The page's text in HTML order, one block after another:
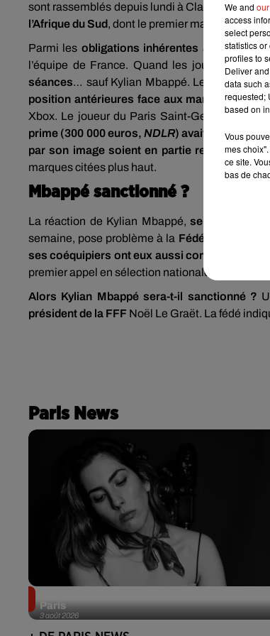
sont rassemblés depuis lundi à Clairefontaine
l’Afrique du Sud, dont le premier match se
Parmi les obligations inhérentes à ces
l’équipe de France. Quand les joueurs
séances… sauf Kylian Mbappé. Le crack de
position antérieures face aux marques
Xbox. Le joueur du Paris Saint-Germain, star
prime (300 000 euros,NDLR) avait été
par son image soient en partie reversés au
marques citées plus haut.
Mbappé sanctionné ?
La réaction de Kylian Mbappé,seul joueur à
semaine, pose problème à la Fédération
ses coéquipiers ont eux aussi commencé à
premier appel en sélection nationale à propos
Alors Kylian Mbappé sera-t-il sanctionné ?
président de la FFF Noël Le Graët. La fédé
Paris News
3 août 2026
Paris
We and
access
select
statistics
profiles to
Deliver
data such
requested;
based on
Vous
mes
ce site.
bas de